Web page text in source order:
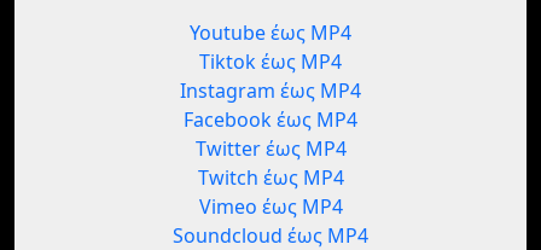
Youtube έως MP4
Tiktok έως MP4
Instagram έως MP4
Facebook έως MP4
Twitter έως MP4
Twitch έως MP4
Vimeo έως MP4
Soundcloud έως MP4